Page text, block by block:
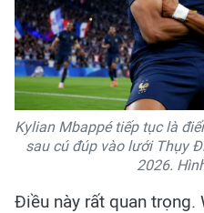
Kylian Mbappé tiếp tục là
sau cú đúp vào lưới Thụy
2026.
Điều này rất quan